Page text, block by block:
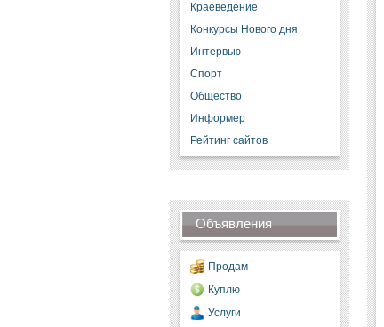
Краеведение
Конкурсы Нового дня
Интервью
Спорт
Общество
Информер
Рейтинг сайтов
Объявления
Продам
Куплю
Услуги